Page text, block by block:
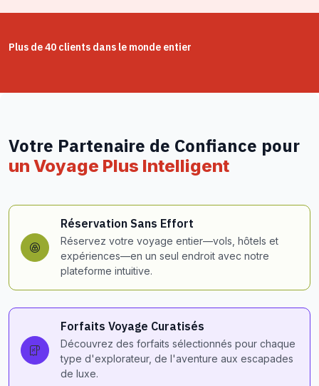
Plus de 40 clients dans le monde entier
Votre Partenaire de Confiance pour
un Voyage Plus Intelligent
Réservation Sans Effort
Réservez votre voyage entier—vols, hôtels et
expériences—en un seul endroit avec notre
plateforme intuitive.
Forfaits Voyage Curatisés
Découvrez des forfaits sélectionnés pour chaque
type d'explorateur, de l'aventure aux escapades
de luxe.